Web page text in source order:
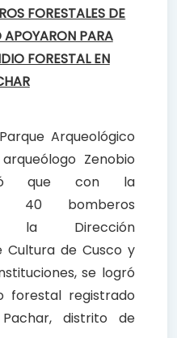
k
p
FORESTALES DE
PARA
FORESTAL EN
Arqueológico
Zenobio
que con la
40 bomberos
la Dirección
Cultura de Cusco y
se logró
forestal registrado
distrito de